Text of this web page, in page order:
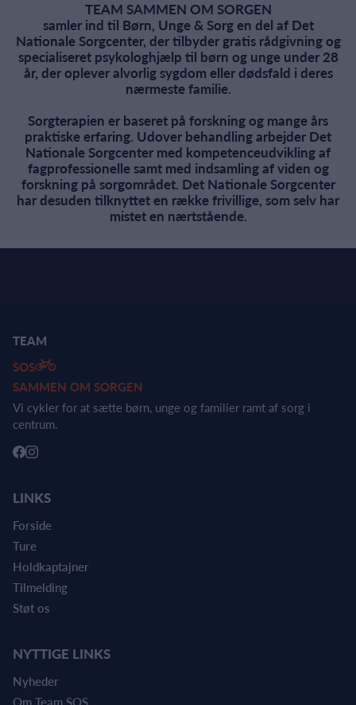
TEAM SAMMEN OM SORGEN
samler ind til Børn, Unge & Sorg en del af Det
Nationale Sorgcenter, der tilbyder gratis rådgivning og
specialiseret psykologhjælp til børn og unge under 28
år, der oplever alvorlig sygdom eller dødsfald i deres
nærmeste familie.
Sorgterapien er baseret på forskning og mange års
praktiske erfaring. Udover behandling arbejder Det
Nationale Sorgcenter med kompetenceudvikling af
fagprofessionelle samt med indsamling af viden og
forskning på sorgområdet. Det Nationale Sorgcenter
har desuden tilknyttet en række frivillige, som selv har
mistet en nærtstående.
TEAM
SOS
SAMMEN OM SORGEN
Vi cykler for at sætte børn, unge og familier ramt af sorg i
centrum.
LINKS
Forside
Ture
Holdkaptajner
Tilmelding
Støt os
NYTTIGE LINKS
Nyheder